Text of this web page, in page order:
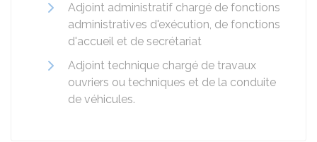
Adjoint administratif chargé de fonctions
administratives d'exécution, de fonctions
d'accueil et de secrétariat
Adjoint technique chargé de travaux
ouvriers ou techniques et de la conduite
de véhicules.